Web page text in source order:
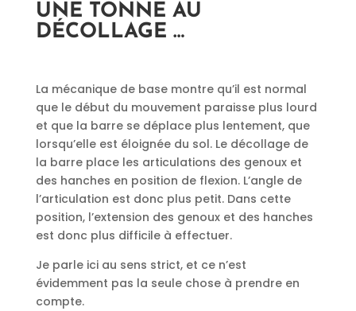
UNE TONNE AU
DÉCOLLAGE …
La mécanique de base montre qu’il est normal
que le début du mouvement paraisse plus lourd
et que la barre se déplace plus lentement, que
lorsqu’elle est éloignée du sol. Le décollage de
la barre place les articulations des genoux et
des hanches en position de flexion. L’angle de
l’articulation est donc plus petit. Dans cette
position, l’extension des genoux et des hanches
est donc plus difficile à effectuer.
Je parle ici au sens strict, et ce n’est
évidemment pas la seule chose à prendre en
compte.